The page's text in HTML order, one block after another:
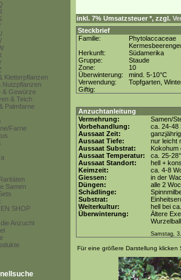
Kletterpflanzen
Nutzpflanzen
& Gewürze
& Teich
Palmfarne
Farne
Samen
SHOP
Anzucht
inkl. 7% Umsatzsteuer *, zzgl.
Steckbrief
Familie:
Phytolaccaceae
Herkunft:
Südamerika
Gruppe:
Staude
Zone:
10
Überwinterung:
mind. 5-10°C
Verwendung:
Topfgarten,
Giftig:
Anzuchtanleitung
Vermehrung:
Samen/
Vorbehandlung:
ca. 24-48
Aussaat Zeit:
ganzjährig
Aussaat Tiefe:
nur leicht
Aussaat Substrat:
Kokohum
Aussaat Temperatur:
ca. 25-
Aussaat Standort:
hell +
Keimzeit:
ca. 4-8
Giessen:
in der
Düngen:
alle 2
Schädlinge:
Substrat:
Weiterkultur:
hell bei
Überwinterung:
Ältere
Samstag,
Für eine größere Darstellung klicken